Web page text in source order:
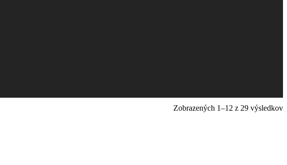
Zobrazených 1–12 z 29 výsledkov